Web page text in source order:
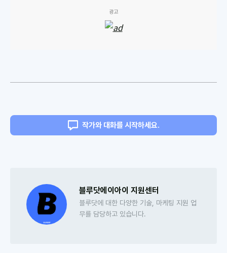
광고
작가와 대화를 시작하세요.
블루닷에이아이 지원센터
블루닷에 대한 다양한 기술, 마케팅 지원 업
무를 담당하고 있습니다.